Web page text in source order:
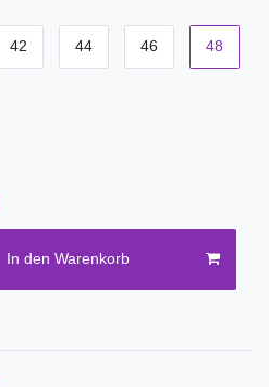
42 44 46 48
In den Warenkorb